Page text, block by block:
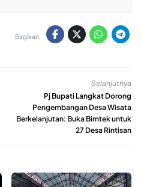
Bagikan:
Selanjutnya
Pj Bupati Langkat Dorong
Pengembangan Desa Wisata
Berkelanjutan: Buka Bimtek untuk
27 Desa Rintisan